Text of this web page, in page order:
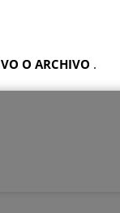
O ARCHIVO .